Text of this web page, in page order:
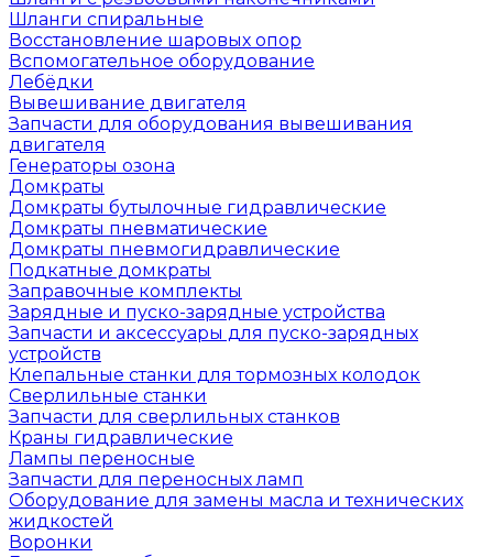
Шланги спиральные
Восстановление шаровых опор
Вспомогательное оборудование
Лебёдки
Вывешивание двигателя
Запчасти для оборудования вывешивания
двигателя
Генераторы озона
Домкраты
Домкраты бутылочные гидравлические
Домкраты пневматические
Домкраты пневмогидравлические
Подкатные домкраты
Заправочные комплекты
Зарядные и пуско-зарядные устройства
Запчасти и аксессуары для пуско-зарядных
устройств
Клепальные станки для тормозных колодок
Сверлильные станки
Запчасти для сверлильных станков
Краны гидравлические
Лампы переносные
Запчасти для переносных ламп
Оборудование для замены масла и технических
жидкостей
Воронки